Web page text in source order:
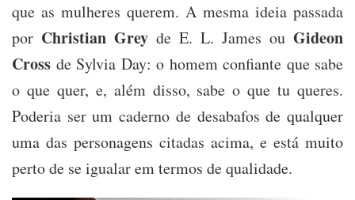
que as mulheres querem. A mesma ideia passada
por Christian Grey de E. L. James ou Gideon
Cross de Sylvia Day: o homem confiante que sabe
o que quer, e, além disso, sabe o que tu queres.
Poderia ser um caderno de desabafos de qualquer
uma das personagens citadas acima, e está muito
perto de se igualar em termos de qualidade.